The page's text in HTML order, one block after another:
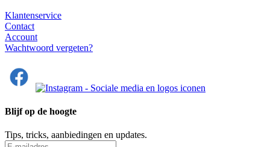
Klantenservice
Contact
Account
Wachtwoord vergeten?
Blijf op de hoogte
Tips, tricks, aanbiedingen en updates.